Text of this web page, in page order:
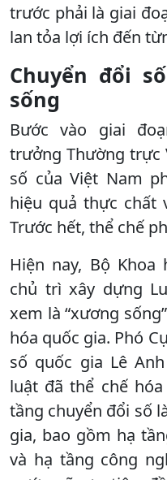
trước phải là giai
lan tỏa lợi ích đến
Chuyển đổi số
sống
Bước vào giai
trưởng Thường trực
số của Việt Nam
hiệu quả thực chất
Trước hết, thể chế
Hiện nay, Bộ Khoa
chủ trì xây dựng
xem là “xương
hóa quốc gia. Phó
số quốc gia Lê
luật đã thể chế
tầng chuyển đổi số
gia, bao gồm hạ
và hạ tầng công